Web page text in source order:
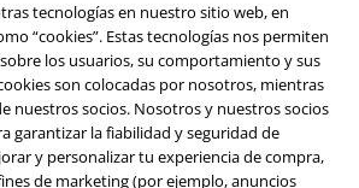
tecnologías en nuestro sitio web, en
“cookies”. Estas tecnologías nos permiten
los usuarios, su comportamiento y sus
son colocadas por nosotros, mientras
nuestros socios. Nosotros y nuestros socios
garantizar la fiabilidad y seguridad de
y personalizar tu experiencia de compra,
de marketing (por ejemplo, anuncios